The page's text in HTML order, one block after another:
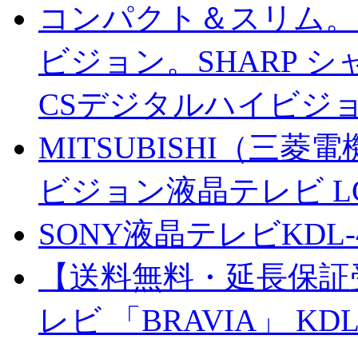
コンパクト＆スリム
ビジョン。SHARP シ
CSデジタルハイビジ
MITSUBISHI（三菱
ビジョン液晶テレビ
SONY液晶テレビ
【送料無料・延長保
レビ 「BRAVIA」